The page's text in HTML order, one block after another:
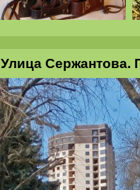
Улица Сержантова.